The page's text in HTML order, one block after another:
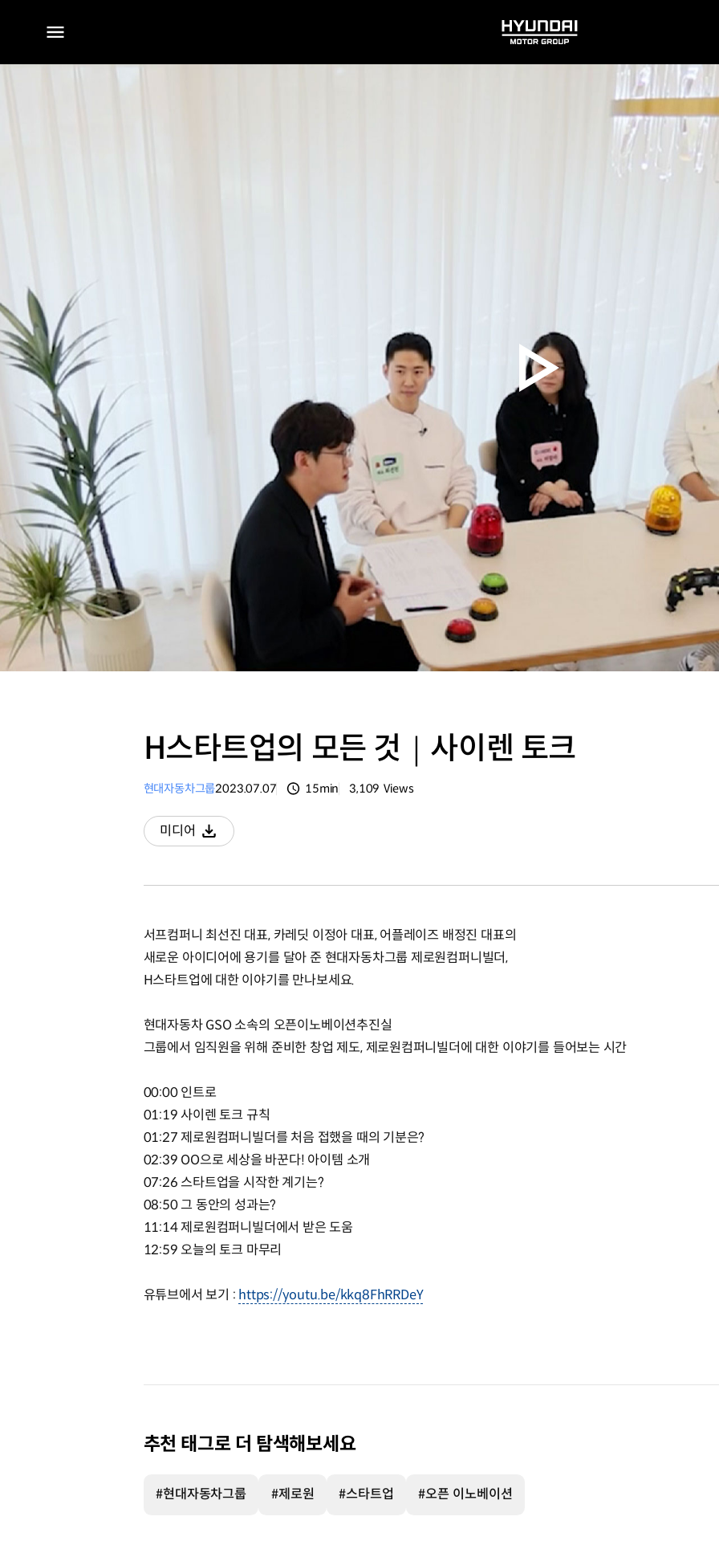
전체
HYUNDAI
MOTOR
H스타트업의 모든 것｜사이렌 토크
현대자동차그룹2023.07.07 15min 3,109 Views
미디어
다운로드
서프컴퍼니 최선진 대표, 카레딧 이정아 대표, 어플레이즈 배정진 대표의
새로운 아이디어에 용기를 달아 준 현대자동차그룹 제로원컴퍼니빌더,
H스타트업에 대한 이야기를 만나보세요.
현대자동차 GSO 소속의 오픈이노베이션추진실
그룹에서 임직원을 위해 준비한 창업 제도, 제로원컴퍼니빌더에 대한 이야기를 들어보는 시간
00:00 인트로
01:19 사이렌 토크 규칙
01:27 제로원컴퍼니빌더를 처음 접했을 때의 기분은?
02:39 OO으로 세상을 바꾼다! 아이템 소개
07:26 스타트업을 시작한 계기는?
08:50 그 동안의 성과는?
11:14 제로원컴퍼니빌더에서 받은 도움
12:59 오늘의 토크 마무리
유튜브에서 보기 : https://youtu.be/kkq8FhRRDeY
추천 태그로 더 탐색해보세요
#현대자동차그룹 #제로원 #스타트업 #오픈 이노베이션